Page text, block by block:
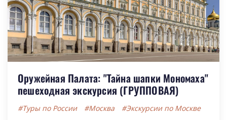
Оружейная Палата: "Тайна шапки Мономаха"
пешеходная экскурсия (ГРУППОВАЯ)
#Туры по России #Москва #Экскурсии по Москве